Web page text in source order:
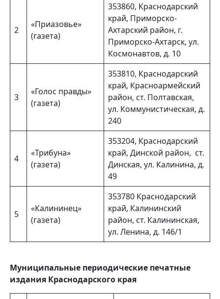
2
«Приазовье»
(газета)
353860, Краснодарский
край, Приморско-
Ахтарский район, г.
Приморско-Ахтарск, ул.
Космонавтов, д. 10
3
«Голос правды»
(газета)
353810, Краснодарский
край, Красноармейский
район, ст. Полтавская,
ул. Коммунистическая, д.
240
4
«Трибуна»
(газета)
353204, Краснодарский
край, Динской район, ст.
Динская, ул. Калинина, д.
49
5
«Калининец»
(газета)
353780 Краснодарский
край, Калининский
район, ст. Калининская,
ул. Ленина, д. 146/1
Муниципальные периодические печатные
издания Краснодарского края